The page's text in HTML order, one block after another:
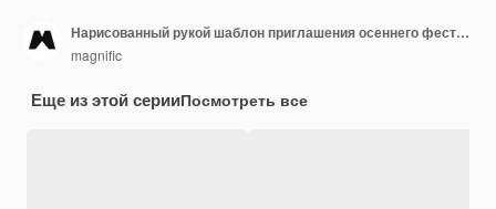
Нарисованный рукой шаблон приглашения осеннего фестиваля
magnific
Еще из этой серииПосмотреть все